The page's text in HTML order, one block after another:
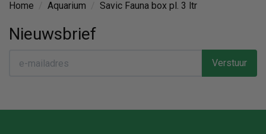
Home Aquarium Savic Fauna box pl. 3 ltr
Nieuwsbrief
Verstuur